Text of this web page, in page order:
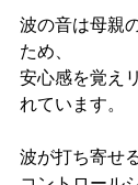
波の音は母親
ため、
安心感を覚え
れています。
波が打ち寄せ